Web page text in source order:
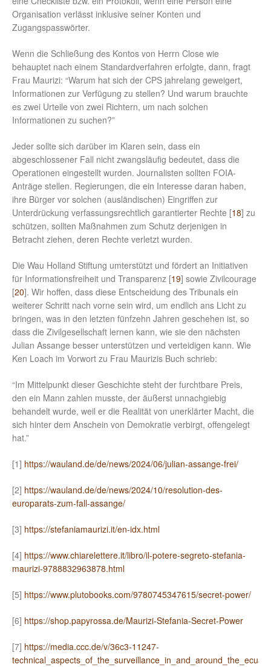
Organisation verlässt inklusive seiner Konten und
Zugangspasswörter.
Wenn die Schließung des Kontos von Herrn Close wie
behauptet nach einem Standardverfahren erfolgte, dann, fragt
Frau Maurizi: “Warum hat sich der CPS jahrelang geweigert,
Informationen zur Verfügung zu stellen? Und warum brauchte
es zwei Urteile von zwei Richtern, um nach solchen
Informationen zu suchen?”
Jeder sollte sich darüber im Klaren sein, dass ein
abgeschlossener Fall nicht zwangsläufig bedeutet, dass die
Operationen eingestellt wurden. Journalisten sollten FOIA-
Anträge stellen. Regierungen, die ein Interesse daran haben,
ihre Bürger vor solchen (ausländischen) Eingriffen zur
Unterdrückung verfassungsrechtlich garantierter Rechte [18] zu
schützen, sollten Maßnahmen zum Schutz derjenigen in
Betracht ziehen, deren Rechte verletzt wurden.
Die Wau Holland Stiftung umterstützt und fördert an Initiativen
für Informationsfreiheit und Transparenz [19] sowie Zivilcourage
[20]. Wir hoffen, dass diese Entscheidung des Tribunals ein
weiterer Schritt nach vorne sein wird, um endlich ans Licht zu
bringen, was in den letzten fünfzehn Jahren geschehen ist, so
dass die Zivilgesellschaft lernen kann, wie sie den nächsten
Julian Assange besser unterstützen und verteidigen kann. Wie
Ken Loach im Vorwort zu Frau Maurizis Buch schrieb:
“Im Mittelpunkt dieser Geschichte steht der furchtbare Preis,
den ein Mann zahlen musste, der äußerst unnachgiebig
behandelt wurde, weil er die Realität von unerklärter Macht, die
sich hinter dem Anschein von Demokratie verbirgt, offengelegt
hat.”
[1] https://wauland.de/de/news/2024/06/julian-assange-frei/
[2] https://wauland.de/de/news/2024/10/resolution-des-
europarats-zum-fall-assange/
[3] https://stefaniamaurizi.it/en-idx.html
[4] https://www.chiarelettere.it/libro/il-potere-segreto-stefania-
maurizi-9788832963878.html
[5] https://www.plutobooks.com/9780745347615/secret-power/
[6] https://shop.papyrossa.de/Maurizi-Stefania-Secret-Power
[7] https://media.ccc.de/v/36c3-11247-